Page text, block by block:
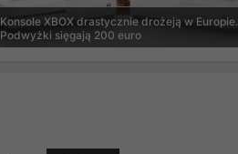
Konsole XBOX drastycznie drożeją w Europie.
Podwyżki sięgają 200 euro